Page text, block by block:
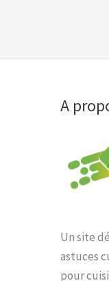
A
Un site
astuces
pour